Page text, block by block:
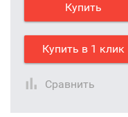
Купить
Купить в 1 клик
Сравнить